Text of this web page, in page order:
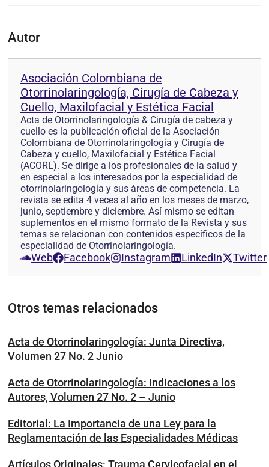
Autor
Asociación Colombiana de
Otorrinolaringología, Cirugía de Cabeza y
Cuello, Maxilofacial y Estética Facial
Acta de Otorrinolaringología & Cirugía de cabeza y
cuello es la publicación oficial de la Asociación
Colombiana de Otorrinolaringología y Cirugía de
Cabeza y cuello, Maxilofacial y Estética Facial
(ACORL). Se dirige a los profesionales de la salud y
en especial a los interesados por la especialidad de
otorrinolaringología y sus áreas de competencia. La
revista se edita 4 veces al año en los meses de marzo,
junio, septiembre y diciembre. Así mismo se editan
suplementos en el mismo formato de la Revista y sus
temas se relacionan con contenidos específicos de la
especialidad de Otorrinolaringología.
Web Facebook Instagram LinkedIn Twitter
Otros temas relacionados
Acta de Otorrinolaringología: Junta Directiva,
Volumen 27 No. 2 Junio
Acta de Otorrinolaringología: Indicaciones a los
Autores, Volumen 27 No. 2 – Junio
Editorial: La Importancia de una Ley para la
Reglamentación de las Especialidades Médicas
Artículos Originales: Trauma Cervicofacial en el